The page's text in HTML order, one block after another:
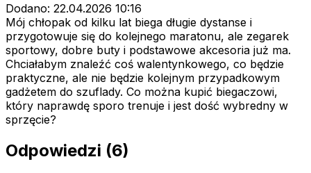
Dodano: 22.04.2026 10:16
Mój chłopak od kilku lat biega długie dystanse i
przygotowuje się do kolejnego maratonu, ale zegarek
sportowy, dobre buty i podstawowe akcesoria już ma.
Chciałabym znaleźć coś walentynkowego, co będzie
praktyczne, ale nie będzie kolejnym przypadkowym
gadżetem do szuflady. Co można kupić biegaczowi,
który naprawdę sporo trenuje i jest dość wybredny w
sprzęcie?
Odpowiedzi (6)